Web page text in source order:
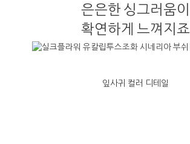
은은한 싱그러움이
확연하게 느껴지죠
잎사귀 컬러 디테일